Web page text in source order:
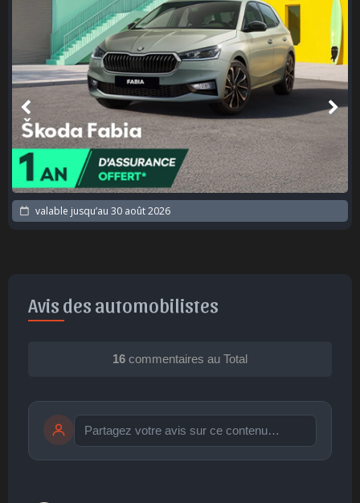
valable jusqu’au 30 août 2026
Avis des automobilistes
16 commentaires au Total
publication immédiate Publier